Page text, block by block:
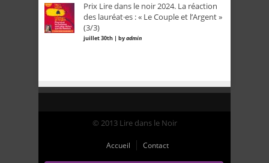
Prix Lire dans le noir 2024. La réaction
des lauréat·es : « Le Couple et l’Argent »
(3/3)
juillet 30th | byadmin
© 2013 Lire dans le Noir
Accueil Contact